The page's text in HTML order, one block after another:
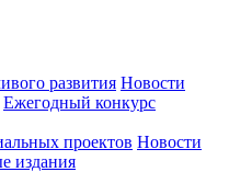
развития Новости
Ежегодный конкурс
проектов Новости
издания